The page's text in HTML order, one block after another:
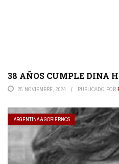
38 AÑOS CUMPLE DINA
25 NOVIEMBRE, 2024 PUBLICADO POR
ARGENTINA & GOBIERNOS